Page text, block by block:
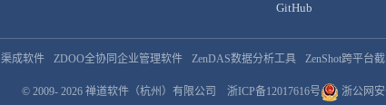
GitHub
渠成软件 ZDOO全协同企业管理软件 ZenDAS数据分析工具 ZenShot跨平台
© 2009- 2026 禅道软件（杭州）有限公司 浙ICP备12017616号 浙公网安